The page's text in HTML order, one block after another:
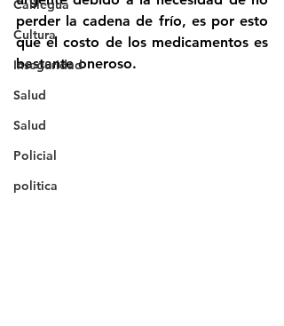
Calilegua
Cultura
Inseguridad
Salud
Salud
Policial
politica
perder la cadena de frío, es por esto
que el costo de los medicamentos es
bastante oneroso.